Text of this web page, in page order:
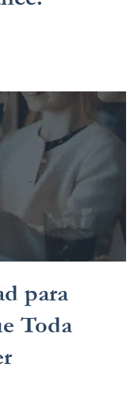
para
Toda